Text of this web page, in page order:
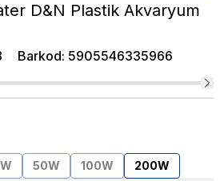
D&N Plastik Akvaryum
Barkod: 5905546335966
50W 100W 200W